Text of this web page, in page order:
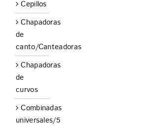
Cepillos
Chapadoras
de
canto/Canteadoras
Chapadoras
de
curvos
Combinadas
universales/5